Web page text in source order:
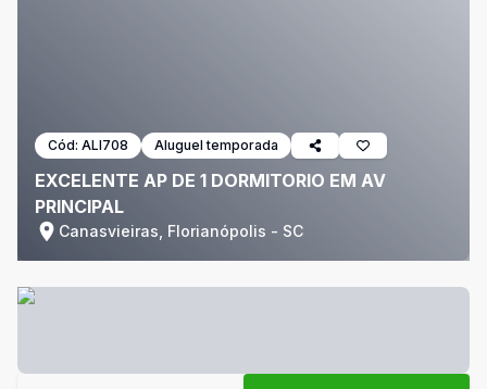
Cód: ALI708 Aluguel temporada
EXCELENTE AP DE 1 DORMITORIO EM AV
PRINCIPAL
Canasvieiras, Florianópolis - SC